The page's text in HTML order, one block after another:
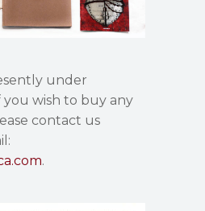
under
wish to buy any
contact us
.